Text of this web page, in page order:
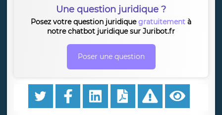
Une question juridique ?
Posez votre question juridiquegratuitement à
notre chatbot juridique sur Juribot.fr
Poser une question